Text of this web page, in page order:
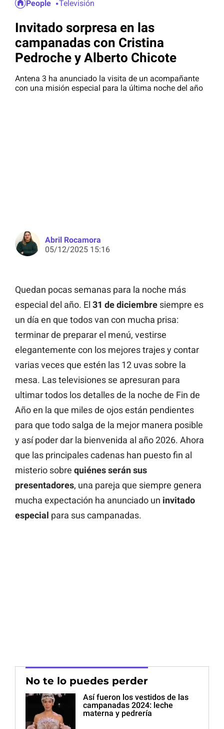
People Televisión
Invitado sorpresa en las
campanadas con Cristina
Pedroche y Alberto Chicote
Antena 3 ha anunciado la visita de un acompañante
con una misión especial para la última noche del año
Abril Rocamora
05/12/2025 15:16
Quedan pocas semanas para la noche más
especial del año. El 31 de diciembre siempre es
un día en que todos van con mucha prisa:
terminar de preparar el menú, vestirse
elegantemente con los mejores trajes y contar
varias veces que estén las 12 uvas sobre la
mesa. Las televisiones se apresuran para
ultimar todos los detalles de la noche de Fin de
Año en la que miles de ojos están pendientes
para que todo salga de la mejor manera posible
y así poder dar la bienvenida al año 2026. Ahora
que las principales cadenas han puesto fin al
misterio sobre quiénes serán sus
presentadores, una pareja que siempre genera
mucha expectación ha anunciado un invitado
especial para sus campanadas.
No te lo puedes perder
Así fueron los vestidos de las
campanadas 2024: leche
materna y pedrería